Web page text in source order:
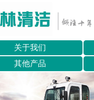
关于我们
其他产品